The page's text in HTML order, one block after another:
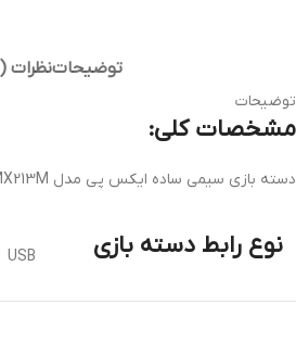
توضیحاتنظرات (0)
توضیحات
مشخصات کلی:
دسته بازی سیمی ساده ایکس پی مدل XP-MX213M
نوع رابط دسته بازی USB